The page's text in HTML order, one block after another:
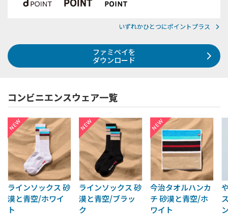
いずれかひとつにポイントプラス
ファミペイを
ダウンロード
コンビニエンスウェア一覧
ラインソックス 砂
漠と青空/ホワイ
ト
ラインソックス 砂
漠と青空/ブラッ
ク
今治タオルハンカ
チ 砂漠と青空/ホ
ワイト